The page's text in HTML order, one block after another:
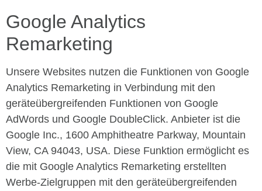
Google Analytics
Remarketing
Unsere Websites nutzen die Funktionen von Google
Analytics Remarketing in Verbindung mit den
geräteübergreifenden Funktionen von Google
AdWords und Google DoubleClick. Anbieter ist die
Google Inc., 1600 Amphitheatre Parkway, Mountain
View, CA 94043, USA. Diese Funktion ermöglicht es
die mit Google Analytics Remarketing erstellten
Werbe-Zielgruppen mit den geräteübergreifenden